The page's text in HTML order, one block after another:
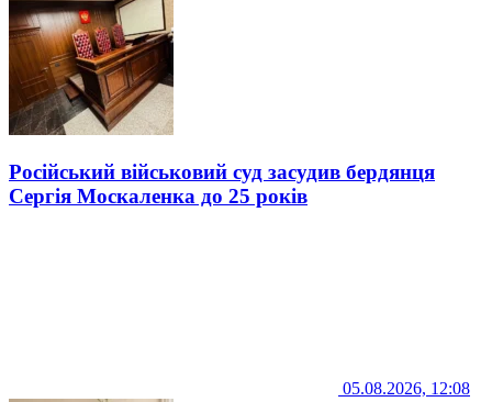
Російський військовий суд засудив бердянця
Сергія Москаленка до 25 років
05.08.2026, 12:08